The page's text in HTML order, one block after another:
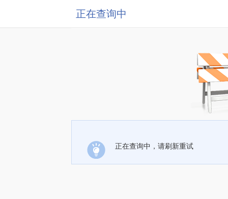
正在查询中
正在查询中，请刷新重试